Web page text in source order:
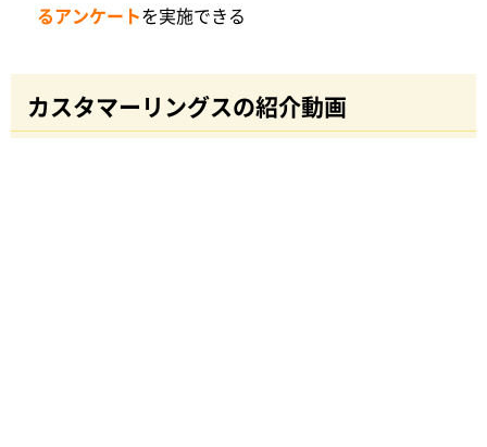
るアンケートを実施できる
カスタマーリングスの紹介動画